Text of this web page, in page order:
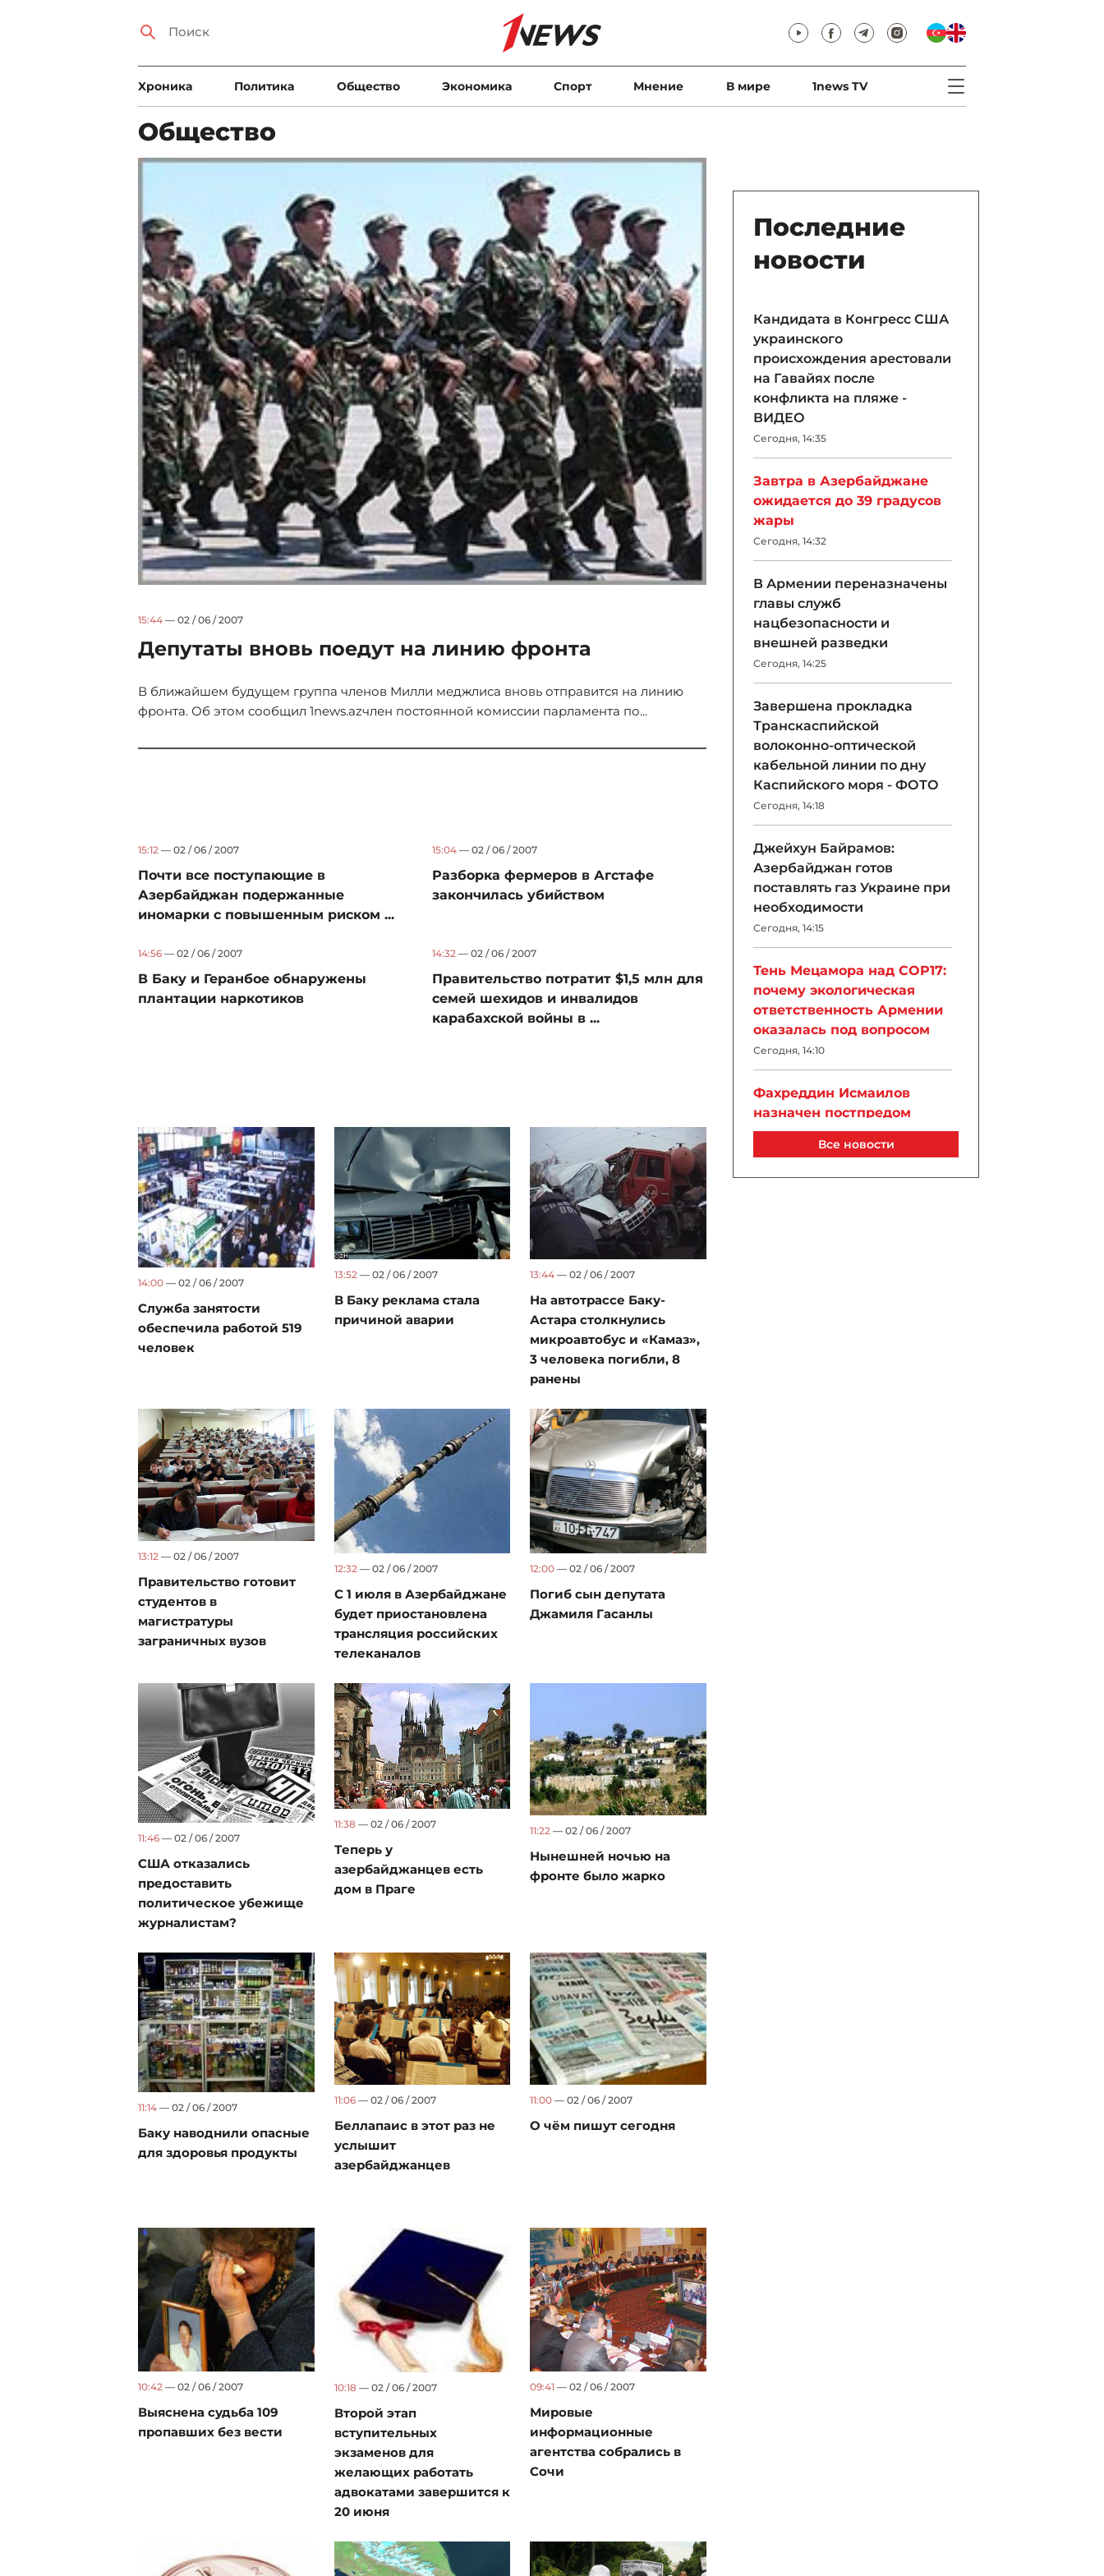
Xроника Политика Общество Экономика Спорт Мнение В мире 1news TV
Общество
15:44 — 02 / 06 / 2007
Депутаты вновь поедут на линию фронта
В ближайшем будущем группа членов Милли меджлиса вновь отправится на линию
фронта. Об этом сообщил 1news.azчлен постоянной комиссии парламента по...
15:12 — 02 / 06 / 2007
Почти все поступающие в
Азербайджан подержанные
иномарки с повышенным риском ...
15:04 — 02 / 06 / 2007
Разборка фермеров в Агстафе
закончилась убийством
14:56 — 02 / 06 / 2007
В Баку и Геранбое обнаружены
плантации наркотиков
14:32 — 02 / 06 / 2007
Правительство потратит $1,5 млн для
семей шехидов и инвалидов
карабахской войны в ...
14:00 — 02 / 06 / 2007
Служба занятости
обеспечила работой 519
человек
13:52— 02 / 06 / 2007
В Баку реклама стала
причиной аварии
13:44 — 02 / 06 / 2007
На автотрассе Баку-
Астара столкнулись
микроавтобус и «Камаз»,
3 человека погибли, 8
ранены
13:12 — 02 / 06 / 2007
Правительство готовит
студентов в
магистратуры
заграничных вузов
12:32 — 02 / 06 / 2007
С 1 июля в Азербайджане
будет приостановлена
трансляция российских
телеканалов
12:00 — 02 / 06 / 2007
Погиб сын депутата
Джамиля Гасанлы
11:46 — 02 / 06 / 2007
США отказались
предоставить
политическое убежище
журналистам?
11:38— 02 / 06 / 2007
Теперь у
азербайджанцев есть
дом в Праге
11:22 — 02 / 06 / 2007
Нынешней ночью на
фронте было жарко
11:14 — 02 / 06 / 2007
Баку наводнили опасные
для здоровья продукты
11:06— 02 / 06 / 2007
Беллапаис в этот раз не
услышит
азербайджанцев
11:00 — 02 / 06 / 2007
О чём пишут сегодня
10:42 — 02 / 06 / 2007
Выяснена судьба 109
пропавших без вести
10:18— 02 / 06 / 2007
Второй этап
вступительных
экзаменов для
желающих работать
адвокатами завершится к
20 июня
09:41 — 02 / 06 / 2007
Мировые
информационные
агентства собрались в
Сочи
Последние
новости
Кандидата в Конгресс США
украинского
происхождения арестовали
на Гавайях после
конфликта на пляже -
ВИДЕО
Сегодня, 14:35
Завтра в Азербайджане
ожидается до 39 градусов
жары
Сегодня, 14:32
В Армении переназначены
главы служб
нацбезопасности и
внешней разведки
Сегодня, 14:25
Завершена прокладка
Транскаспийской
волоконно-оптической
кабельной линии по дну
Каспийского моря - ФОТО
Сегодня, 14:18
Джейхун Байрамов:
Азербайджан готов
поставлять газ Украине при
необходимости
Сегодня, 14:15
Тень Мецамора над COP17:
почему экологическая
ответственность Армении
оказалась под вопросом
Сегодня, 14:10
Фахреддин Исмаилов
назначен постпредом
Азербайджана при
Все новости